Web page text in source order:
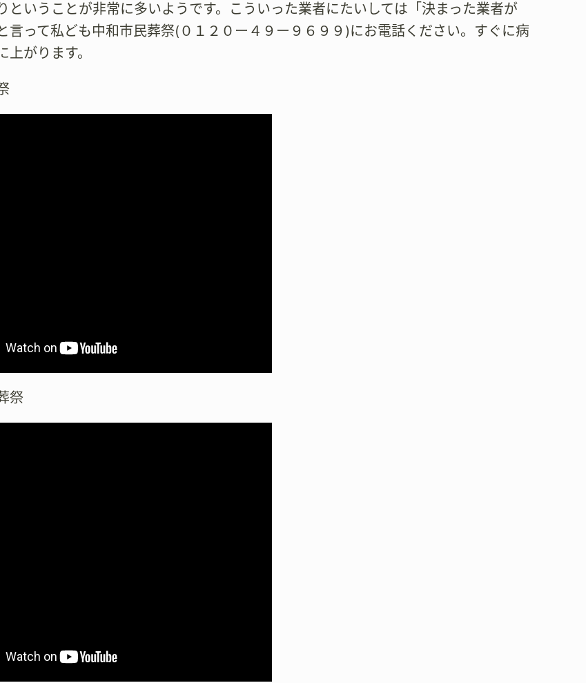
ということが非常に多いようです。こういった業者にたいしては「決まった業者が
言って私ども中和市民葬祭(０１２０ー４９ー９６９９)にお電話ください。すぐに病
上がります。
祭